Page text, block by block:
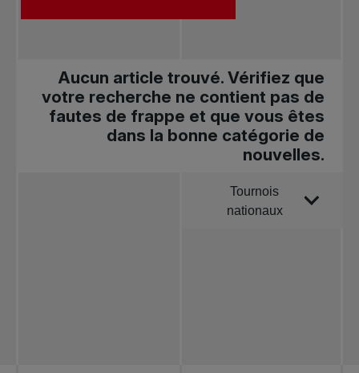
Aucun article trouvé. Vérifiez que
votre recherche ne contient pas de
fautes de frappe et que vous êtes
dans la bonne catégorie de
nouvelles.
Tournois
nationaux